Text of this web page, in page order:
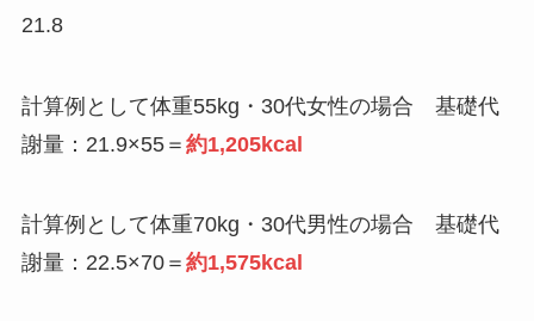
21.8
計算例として体重55kg・30代女性の場合 基礎代
謝量：21.9×55＝ 約1,205kcal
計算例として体重70kg・30代男性の場合 基礎代
謝量：22.5×70＝ 約1,575kcal